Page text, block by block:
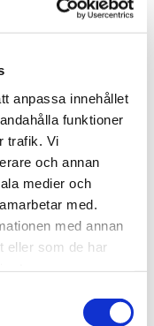
anpassa innehållet
funktioner
trafik. Vi
och annan
medier och
med.
med annan
eller som de har